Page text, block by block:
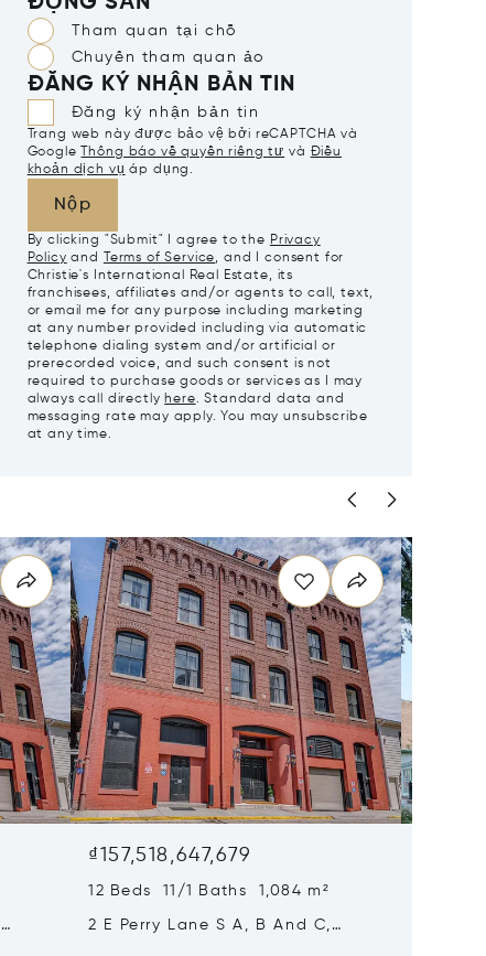
Tham quan tại chỗ
Chuyến tham quan ảo
ĐĂNG KÝ NHẬN BẢN TIN
Đăng ký nhận bản tin
Trang web này được bảo vệ bởi reCAPTCHA và
Google
Thông báo về quyền riêng tư và Điều
khoản dịch vụ áp dụng.
Nộp
By clicking "Submit" I agree to the Privacy
Policy and Terms of Service, and I consent for
Christie's International Real Estate, its
franchisees, affiliates and/or agents to call, text,
or email me for any purpose including marketing
at any number provided including via automatic
telephone dialing system and/or artificial or
prerecorded voice, and such consent is not
required to purchase goods or services as I may
always call directly here. Standard data and
messaging rate may apply. You may unsubscribe
at any time.
₫157,518,647,679
12 Beds 11/1 Baths 1,084 m²
2 E Perry Lane S A, B And C,